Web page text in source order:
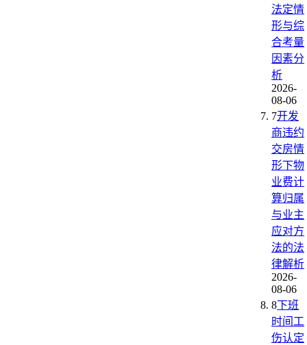
法定情
形与综
合考量
因素分
析
2026-
08-06
7开发
商违约
交房情
形下物
业费计
算归属
与业主
应对方
法的法
律解析
2026-
08-06
8下班
时间工
伤认定